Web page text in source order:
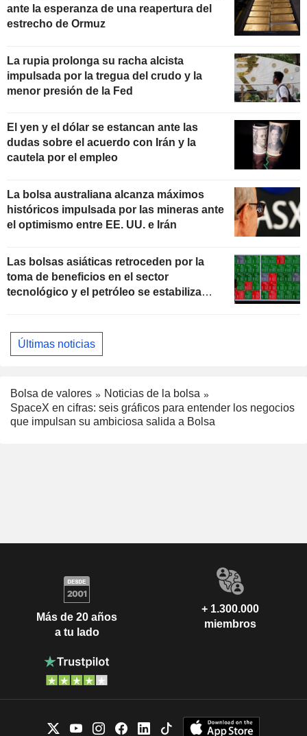
ante la esperanza de una reapertura del
estrecho de Ormuz
La rupia prolonga su racha alcista
impulsada por la tregua del crudo y la
menor presión de la Fed
El yen y el dólar se estancan ante las
dudas sobre el acuerdo con Irán y la
cautela por el empleo
La bolsa australiana alcanza máximos
históricos impulsada por las mineras ante
el optimismo entre EE. UU. e Irán
Las bolsas asiáticas retroceden por la
toma de beneficios en el sector
tecnológico y el petróleo se estabiliza
Últimas noticias
Bolsa de valores
Noticias de la bolsa
SpaceX en cifras: seis gráficos para entender los negocios
que impulsan su ambiciosa salida a Bolsa
Más de 20 años
a tu lado
+ 1.300.000
miembros